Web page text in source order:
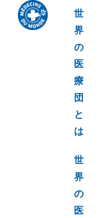
世
界
の
医
療
団
と
は
世
界
の
医